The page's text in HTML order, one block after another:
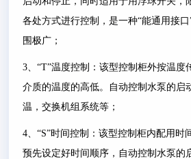
各处方式进行控制，是一种“能通用接口
围极广；
3、“T”温度控制：该型控制柜外按温度
介质的温度的高低。自动控制水泵的启
温，交换机组系统等；
4、“S”时间控制：该型控制柜内配用时
预先设定好时间顺序，自动控制水泵的